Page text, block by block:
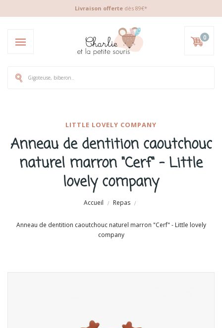
Livraison offerte dès 89€*
0
LITTLE LOVELY COMPANY
Anneau de dentition caoutchouc
naturel marron "Cerf" - Little
lovely company
Accueil Repas
Anneau de dentition caoutchouc naturel marron "Cerf" - Little lovely
company